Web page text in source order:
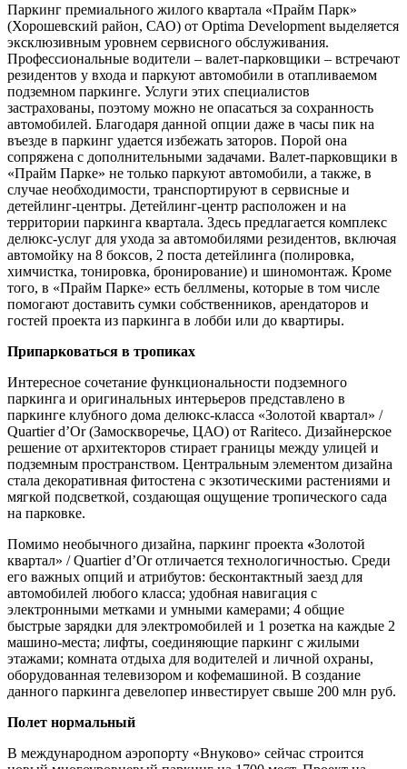
Паркинг премиального жилого квартала «Прайм Парк»
(Хорошевский район, САО) от Optima Development выделяется
эксклюзивным уровнем сервисного обслуживания.
Профессиональные водители – валет-парковщики – встречают
резидентов у входа и паркуют автомобили в отапливаемом
подземном паркинге. Услуги этих специалистов
застрахованы, поэтому можно не опасаться за сохранность
автомобилей. Благодаря данной опции даже в часы пик на
въезде в паркинг удается избежать заторов. Порой она
сопряжена с дополнительными задачами. Валет-парковщики в
«Прайм Парке» не только паркуют автомобили, а также, в
случае необходимости, транспортируют в сервисные и
детейлинг-центры. Детейлинг-центр расположен и на
территории паркинга квартала. Здесь предлагается комплекс
делюкс-услуг для ухода за автомобилями резидентов, включая
автомойку на 8 боксов, 2 поста детейлинга (полировка,
химчистка, тонировка, бронирование) и шиномонтаж. Кроме
того, в «Прайм Парке» есть беллмены, которые в том числе
помогают доставить сумки собственников, арендаторов и
гостей проекта из паркинга в лобби или до квартиры.
Припарковаться в тропиках
Интересное сочетание функциональности подземного
паркинга и оригинальных интерьеров представлено в
паркинге клубного дома делюкс-класса «Золотой квартал» /
Quartier d’Or (Замоскворечье, ЦАО) от Rariteco. Дизайнерское
решение от архитекторов стирает границы между улицей и
подземным пространством. Центральным элементом дизайна
стала декоративная фитостена с экзотическими растениями и
мягкой подсветкой, создающая ощущение тропического сада
на парковке.
Помимо необычного дизайна, паркинг проекта «Золотой
квартал» / Quartier d’Or отличается технологичностью. Среди
его важных опций и атрибутов: бесконтактный заезд для
автомобилей любого класса; удобная навигация с
электронными метками и умными камерами; 4 общие
быстрые зарядки для электромобилей и 1 розетка на каждые 2
машино-места; лифты, соединяющие паркинг с жилыми
этажами; комната отдыха для водителей и личной охраны,
оборудованная телевизором и кофемашиной. В создание
данного паркинга девелопер инвестирует свыше 200 млн руб.
Полет нормальный
В международном аэропорту «Внуково» сейчас строится